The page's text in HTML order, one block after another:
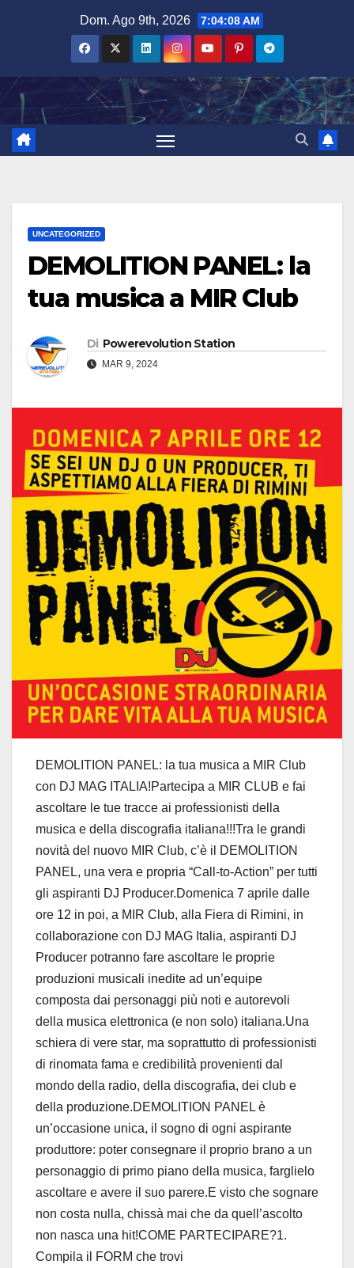
Dom. Ago 9th, 2026 7:04:10 AM
UNCATEGORIZED
DEMOLITION PANEL: la
tua musica a MIR Club
Di Powerevolution Station
MAR 9, 2024
DEMOLITION PANEL: la tua musica a MIR Club
con DJ MAG ITALIA!Partecipa a MIR CLUB e fai
ascoltare le tue tracce ai professionisti della
musica e della discografia italiana!!!Tra le grandi
novità del nuovo MIR Club, c’è il DEMOLITION
PANEL, una vera e propria “Call-to-Action” per tutti
gli aspiranti DJ Producer.Domenica 7 aprile dalle
ore 12 in poi, a MIR Club, alla Fiera di Rimini, in
collaborazione con DJ MAG Italia, aspiranti DJ
Producer potranno fare ascoltare le proprie
produzioni musicali inedite ad un’equipe
composta dai personaggi più noti e autorevoli
della musica elettronica (e non solo) italiana.Una
schiera di vere star, ma soprattutto di professionisti
di rinomata fama e credibilità provenienti dal
mondo della radio, della discografia, dei club e
della produzione.DEMOLITION PANEL è
un’occasione unica, il sogno di ogni aspirante
produttore: poter consegnare il proprio brano a un
personaggio di primo piano della musica, farglielo
ascoltare e avere il suo parere.E visto che sognare
non costa nulla, chissà mai che da quell’ascolto
non nasca una hit!COME PARTECIPARE?1.
Compila il FORM che trovi